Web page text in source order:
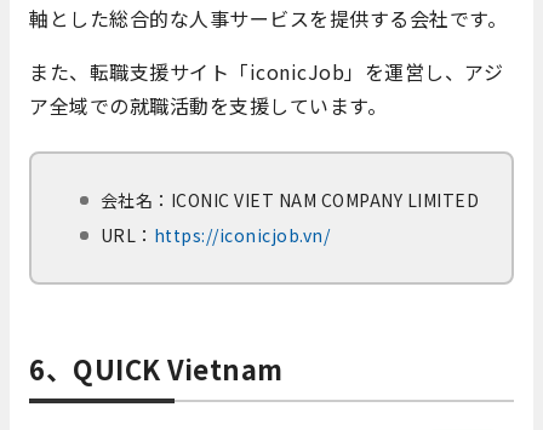
軸とした総合的な人事サービスを提供する会社です。
また、転職支援サイト「iconicJob」を運営し、アジ
ア全域での就職活動を支援しています。
会社名： ICONIC VIET NAM COMPANY LIMITED
URL： https://iconicjob.vn/
6、QUICK Vietnam